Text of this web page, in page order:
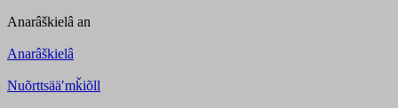
Anarâškielâ an
Anarâškielâ
Nuõrttsääʹmǩiõll